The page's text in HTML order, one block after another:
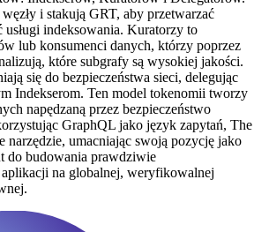
i stakują GRT, aby przetwarzać
usługi indeksowania. Kuratorzy to
lub konsumenci danych, którzy poprzez
które subgrafy są wysokiej jakości.
się do bezpieczeństwa sieci, delegując
Indekserom. Ten model tokenomii tworzy
napędzaną przez bezpieczeństwo
GraphQL jako język zapytań, The
narzędzie, umacniając swoją pozycję jako
do budowania prawdziwie
na globalnej, weryfikowalnej